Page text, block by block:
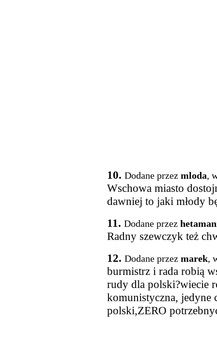
10. Dodane przez mloda,
Wschowa miasto
dawniej to jaki młody
11. Dodane przez
Radny szewczyk też
12. Dodane przez marek,
burmistrz i rada robią
rudy dla polski?wiecie
komunistyczna, jedyne
polski,ZERO